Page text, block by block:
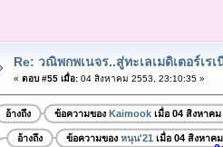
Re: วณิพกพเนจร..สู่ทะเลเมดิเตอร์เร
« ตอบ #55 เมื่อ:04 สิงหาคม 2553, 23:10:35 »
อ้างถึง ข้อความของ Kaimookเมื่อ 04 สิงหาคม
อ้างถึง ข้อความของ หนุน'21 เมื่อ 04 สิงหาค